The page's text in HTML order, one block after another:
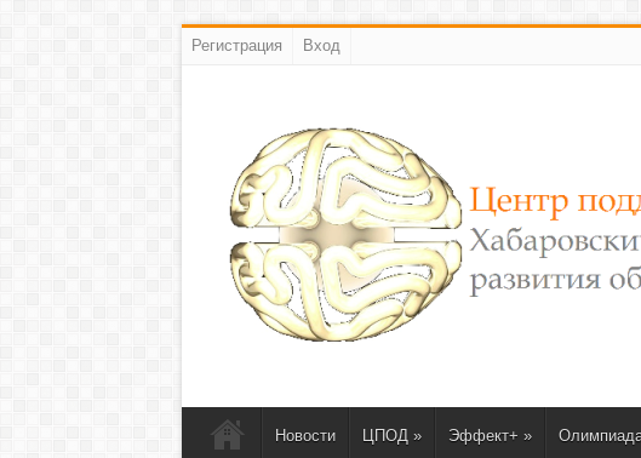
Регистрация Вход
Новости ЦПОД » Эффект+ »